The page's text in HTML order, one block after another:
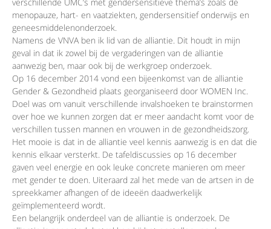
menopauze, hart- en vaatziekten, gendersensitief onderwijs en
geneesmiddelenonderzoek.
Namens de VNVA ben ik lid van de alliantie. Dit houdt in mijn
geval in dat ik zowel bij de vergaderingen van de alliantie
aanwezig ben, maar ook bij de werkgroep onderzoek.
Op 16 december 2014 vond een bijeenkomst van de alliantie
Gender & Gezondheid plaats georganiseerd door WOMEN Inc.
Doel was om vanuit verschillende invalshoeken te brainstormen
over hoe we kunnen zorgen dat er meer aandacht komt voor de
verschillen tussen mannen en vrouwen in de gezondheidszorg.
Het mooie is dat in de alliantie veel kennis aanwezig is en dat die
kennis elkaar versterkt. De tafeldiscussies op 16 december
gaven veel energie en ook leuke concrete manieren om meer
met gender te doen. Uiteraard zal het mede van de artsen in de
spreekkamer afhangen of de ideeën daadwerkelijk
geïmplementeerd wordt.
Een belangrijk onderdeel van de alliantie is onderzoek. De